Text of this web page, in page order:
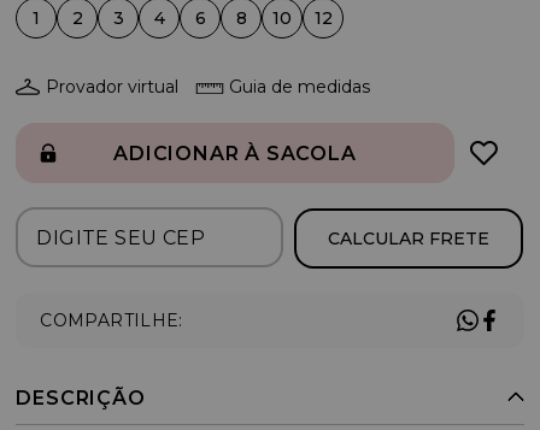
1 2 3 4 6 8 10 12
Provador virtual Guia de medidas
ADICIONAR À SACOLA
CALCULAR FRETE
COMPARTILHE:
DESCRIÇÃO